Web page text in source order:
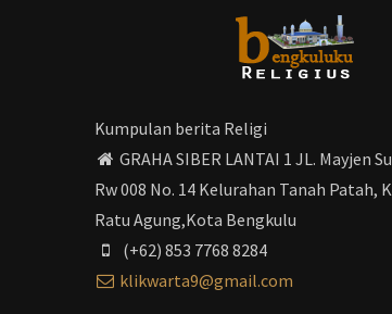
Kumpulan berita Religi
GRAHA SIBER LANTAI 1 JL. Mayjen
Rw 008 No. 14 Kelurahan Tanah Patah,
Ratu Agung,Kota Bengkulu
(+62) 853 7768 8284
klikwarta9@gmail.com